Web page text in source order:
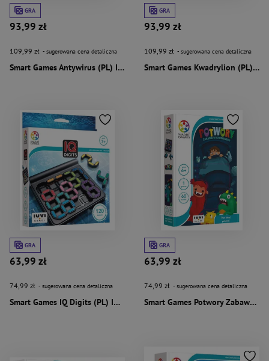
GRA
93,99 zł
109,99 zł - sugerowana cena detaliczna
Smart Games Antywirus (PL) IUVI Games
GRA
93,99 zł
109,99 zł - sugerowana cena detaliczna
Smart Games Kwadrylion (PL) IUVI Games
GRA
63,99 zł
74,99 zł - sugerowana cena detaliczna
Smart Games IQ Digits (PL) IUVI Games
GRA
63,99 zł
74,99 zł - sugerowana cena detaliczna
Smart Games Potwory Zabawa w Chowanego (PL) IUVI